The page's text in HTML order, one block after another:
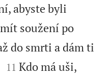
abyste byli
soužení po
do smrti a dám ti


11 Kdo má uši,